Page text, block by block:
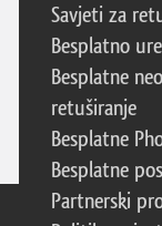
Savjeti za
Besplatno
Besplatne
retuširanje
Besplatne
Besplatne
Partnerski